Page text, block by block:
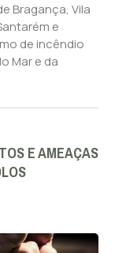
Bragança, Vila
e
de incêndio
Mar e da
E AMEAÇAS